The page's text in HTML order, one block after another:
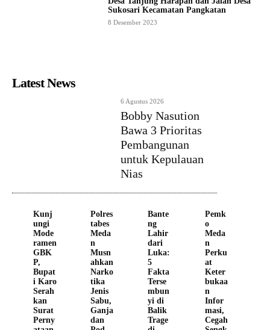
Sukosari Kecamatan Pangkatan
8 Desember 2023
Latest News
6 Agustus 2026
Bobby Nasution
Bawa 3 Prioritas
Pembangunan
untuk Kepulauan
Nias
Kunj
ungi
Mode
ramen
GBK
P,
Bupat
i Karo
Serah
kan
Surat
Perny
Polres
tabes
Meda
n
Musn
ahkan
Narko
tika
Jenis
Sabu,
Ganja
dan
Bante
ng
Lahir
dari
Luka:
5
Fakta
Terse
mbun
yi di
Balik
Trage
Pemk
o
Meda
n
Perku
at
Keter
bukaa
n
Infor
masi,
Cegah